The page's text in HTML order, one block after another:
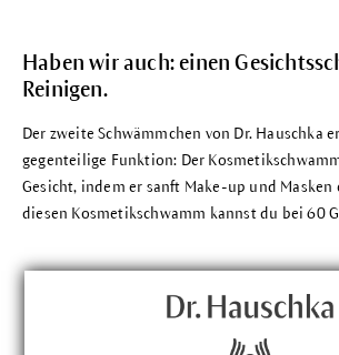
Haben wir auch: einen
Reinigen.
Der zweite Schwämmchen von Dr. Hauschka
gegenteilige Funktion: Der
Gesicht, indem er sanft Make-up und Masken
diesen Kosmetikschwamm kannst du bei 60